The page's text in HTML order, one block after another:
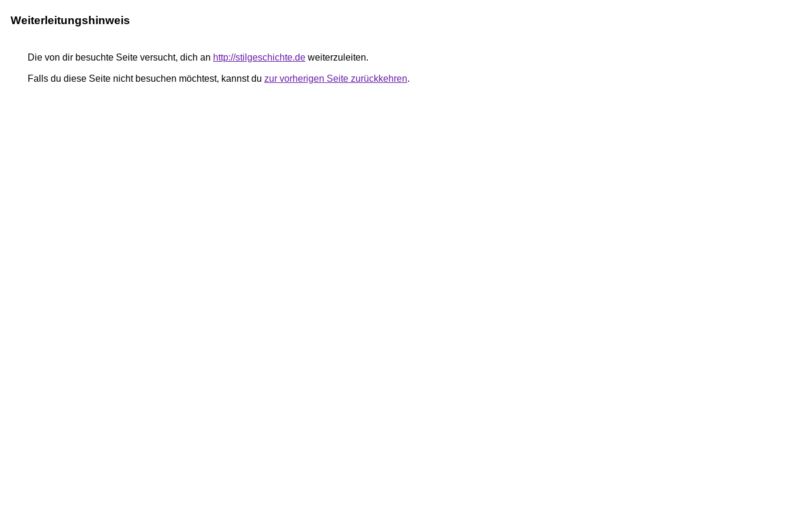
Weiterleitungshinweis
Die von dir besuchte Seite versucht, dich an http://stilgeschichte.de weiterzuleiten.
Falls du diese Seite nicht besuchen möchtest, kannst du zur vorherigen Seite zurückkehren.